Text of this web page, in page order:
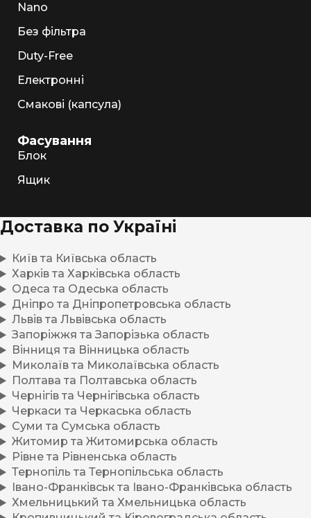
Nano
Без фільтра
Duty-Free
Електронні
Смакові (капсула)
Фасування
Блок
Ящик
Доставка по Україні
Київ та Київська область
Харків та Харківська область
Одеса та Одеська область
Дніпро та Дніпропетровська область
Львів та Львівська область
Запоріжжя та Запорізька область
Вінниця та Вінницька область
Миколаїв та Миколаївська область
Полтава та Полтавська область
Чернігів та Чернігівська область
Черкаси та Черкаська область
Суми та Сумська область
Житомир та Житомирська область
Рівне та Рівненська область
Тернопіль та Тернопільська область
Івано-Франківськ та Івано-Франківська область
Хмельницький та Хмельницька область